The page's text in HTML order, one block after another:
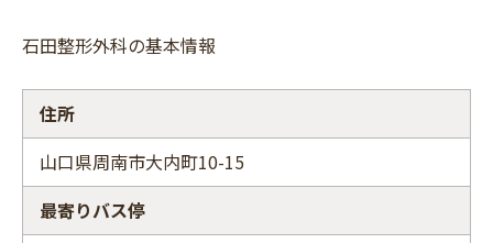
石田整形外科の基本情報
住所
山口県周南市大内町10-15
最寄りバス停